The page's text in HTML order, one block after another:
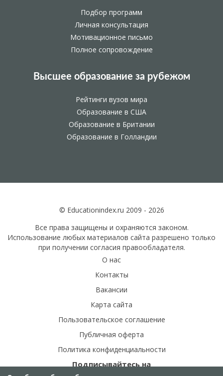
Подбор программ
Личная консультация
Мотивационное письмо
Полное сопровождение
Высшее образование за рубежом
Рейтинги вузов мира
Образование в США
Образование в Британии
Образование в Голландии
© Educationindex.ru 2009 - 2026
Все права защищены и охраняются законом.
Использование любых материалов сайта разрешено только
при получении согласия правообладателя.
О нас
Контакты
Вакансии
Карта сайта
Пользовательское соглашение
Публичная оферта
Политика конфиденциальности
Подписывайтесь на